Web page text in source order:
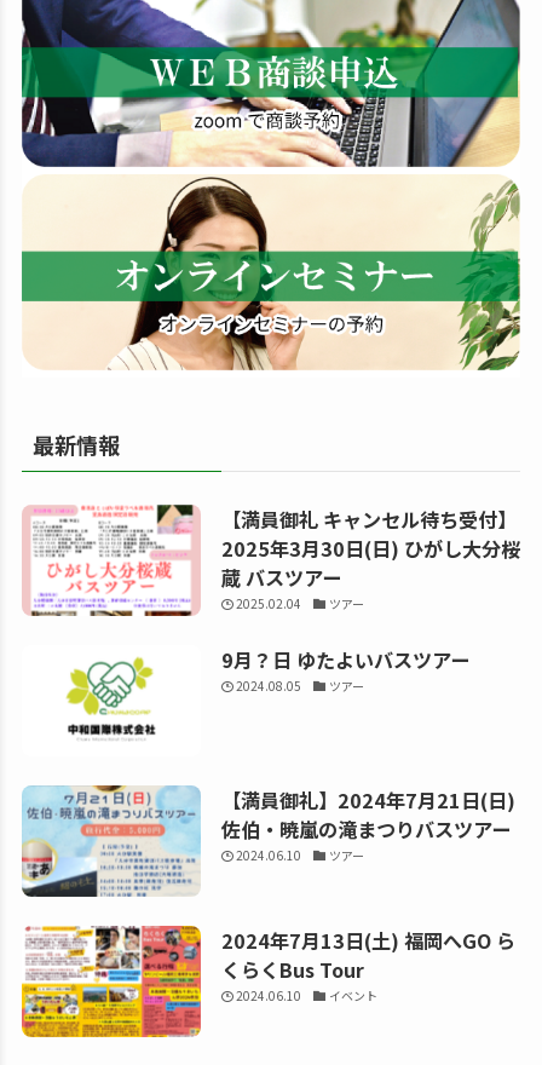
す
る
最新情報
【満員御礼 キャンセル待ち受付】
2025年3月30日(日) ひがし大分桜
蔵 バスツアー
2025.02.04 ツアー
9月？日 ゆたよいバスツアー
2024.08.05 ツアー
【満員御礼】2024年7月21日(日)
佐伯・暁嵐の滝まつりバスツアー
2024.06.10 ツアー
2024年7月13日(土) 福岡へGO ら
くらくBus Tour
2024.06.10 イベント